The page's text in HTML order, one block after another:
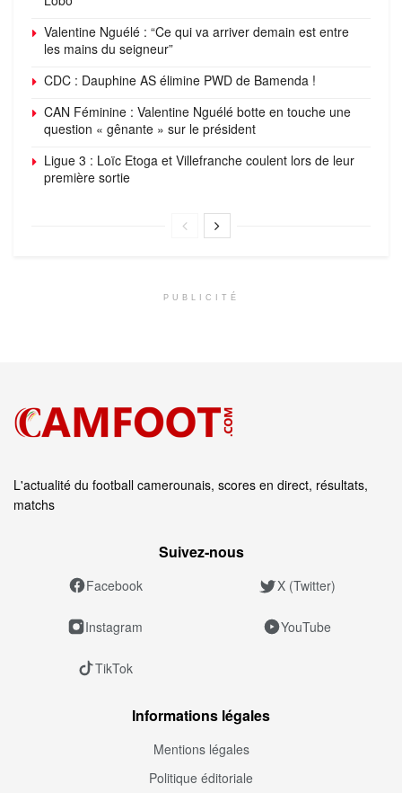
Valentine Nguélé : “Ce qui va arriver demain est entre
les mains du seigneur”
CDC : Dauphine AS élimine PWD de Bamenda !
CAN Féminine : Valentine Nguélé botte en touche une
question « gênante » sur le président
Ligue 3 : Loïc Etoga et Villefranche coulent lors de leur
première sortie
PUBLICITÉ
L'actualité du football camerounais, scores en direct, résultats,
matchs
Suivez‑nous
Facebook X (Twitter)
Instagram YouTube
TikTok
Informations légales
Mentions légales
Politique éditoriale